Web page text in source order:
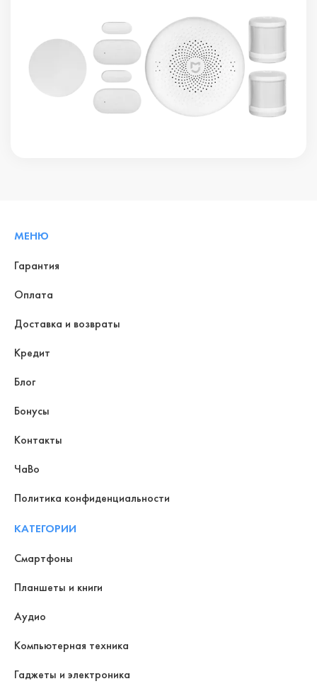
МЕНЮ
Гарантия
Оплата
Доставка и возвраты
Кредит
Блог
Бонусы
Контакты
ЧаВо
Политика конфиденциальности
КАТЕГОРИИ
Смартфоны
Планшеты и книги
Аудио
Компьютерная техника
Гаджеты и электроника